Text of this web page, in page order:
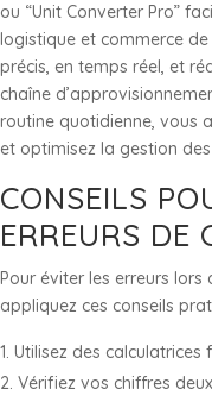
ou “Unit Converter Pro”
logistique et commerce
précis, en temps réel, et
chaîne
routine quotidienne, vous
et optimisez la gestion
CONSEILS
ERREURS DE
Pour éviter les erreurs lors
appliquez ces conseils
Utilisez des calculatrices
Vérifiez vos chiffres